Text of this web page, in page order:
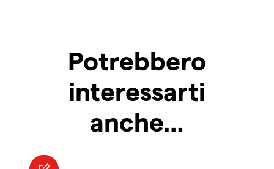
Potrebbero
interessarti
anche…